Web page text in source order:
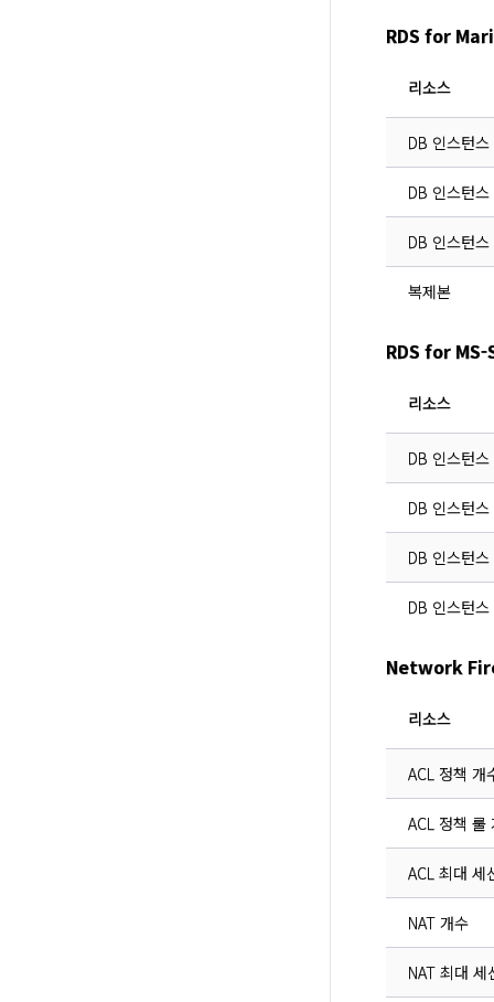
RDS for
리소스
DB 인스턴스
DB 인스턴
DB 인스턴
복제본
RDS for MS-
리소스
DB 인스턴스
DB 인스턴
DB 인스턴
DB 인스턴
Network
리소스
ACL 정책 개
ACL 정책 룰
ACL 최대 세
NAT 개수
NAT 최대 세